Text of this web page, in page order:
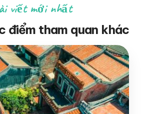
viết mới nhất
điểm tham quan khác